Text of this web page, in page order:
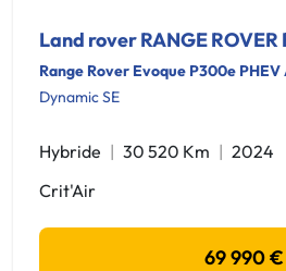
Land rover RANGE ROVER
Range Rover Evoque P300e PHEV
Dynamic SE
Hybride 30 520 Km
2024
Crit'Air
69 990 €